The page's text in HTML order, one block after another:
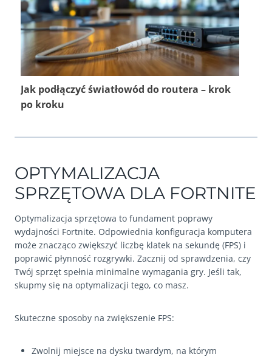
Jak podłączyć światłowód do routera – krok
po kroku
OPTYMALIZACJA
SPRZĘTOWA DLA FORTNITE
Optymalizacja sprzętowa to fundament poprawy
wydajności Fortnite. Odpowiednia konfiguracja komputera
może znacząco zwiększyć liczbę klatek na sekundę (FPS) i
poprawić płynność rozgrywki. Zacznij od sprawdzenia, czy
Twój sprzęt spełnia minimalne wymagania gry. Jeśli tak,
skupmy się na optymalizacji tego, co masz.
Skuteczne sposoby na zwiększenie FPS:
Zwolnij miejsce na dysku twardym, na którym